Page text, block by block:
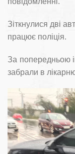
Зіткнулися дві
працює поліція.
За попередньою
забрали в